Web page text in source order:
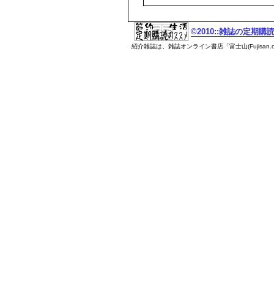
©2010::雑誌の定期購
紹介雑誌は、雑誌オンライン書店「富士山